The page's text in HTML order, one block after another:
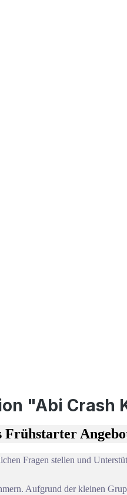
"Abi Crash
Frühstarter
Fragen stellen und
Aufgrund der kleinen